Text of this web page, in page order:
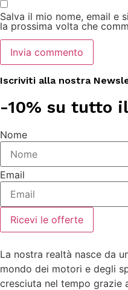
Salva il mio nome, email e
la prossima volta che
Iscriviti alla nostra
-10% su tutto
Nome
Email
Ricevi le offerte
La nostra realtà nasce da
mondo dei motori e degli
cresciuta nel tempo grazie